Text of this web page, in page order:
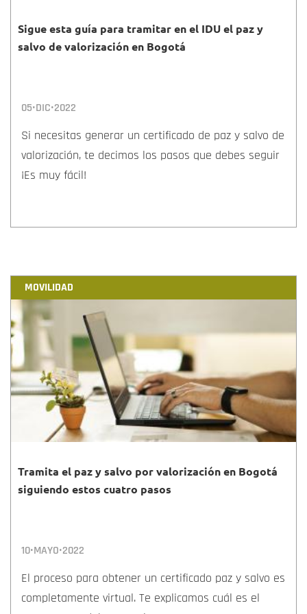
Sigue esta guía para tramitar en el IDU el paz y
salvo de valorización en Bogotá
05•DIC•2022
Si necesitas generar un certificado de paz y salvo de
valorización, te decimos los pasos que debes seguir
¡Es muy fácil!
MOVILIDAD
Tramita el paz y salvo por valorización en Bogotá
siguiendo estos cuatro pasos
10•MAYO•2022
El proceso para obtener un certificado paz y salvo es
completamente virtual. Te explicamos cuál es el